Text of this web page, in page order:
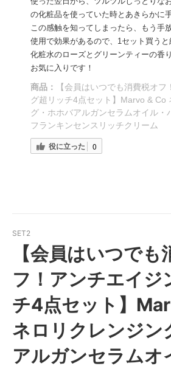
の化粧品を使っていた時とあきらかに
この感触を知ってしまったら、もう手
使用で効果があるので、1セット買うと
化粧水のローズとグリーンティーの香
お気に入りです！
商品：
【会員はいつでも消費税オ
グ超リッチ4点セット】Marvo & Co
グ・ホホバアルガンセラムオイル・
フランキンセンスリッチクリーム
役に立った 0
SET2
【会員はいつでも
フ！アンチエイジ
チ4点セット】
ネロリクレンジン
アルガンセラムオ